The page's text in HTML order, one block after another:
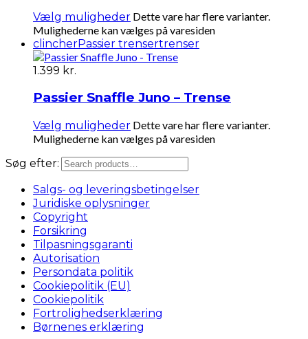
Vælg muligheder Dette vare har flere varianter.
Mulighederne kan vælges på varesiden
clincherPassier trensertrenser
1.399 kr.
Passier Snaffle Juno – Trense
Vælg muligheder Dette vare har flere varianter.
Mulighederne kan vælges på varesiden
Søg efter:
Salgs- og leveringsbetingelser
Juridiske oplysninger
Copyright
Forsikring
Tilpasningsgaranti
Autorisation
Persondata politik
Cookiepolitik (EU)
Cookiepolitik
Fortrolighedserklæring
Børnenes erklæring